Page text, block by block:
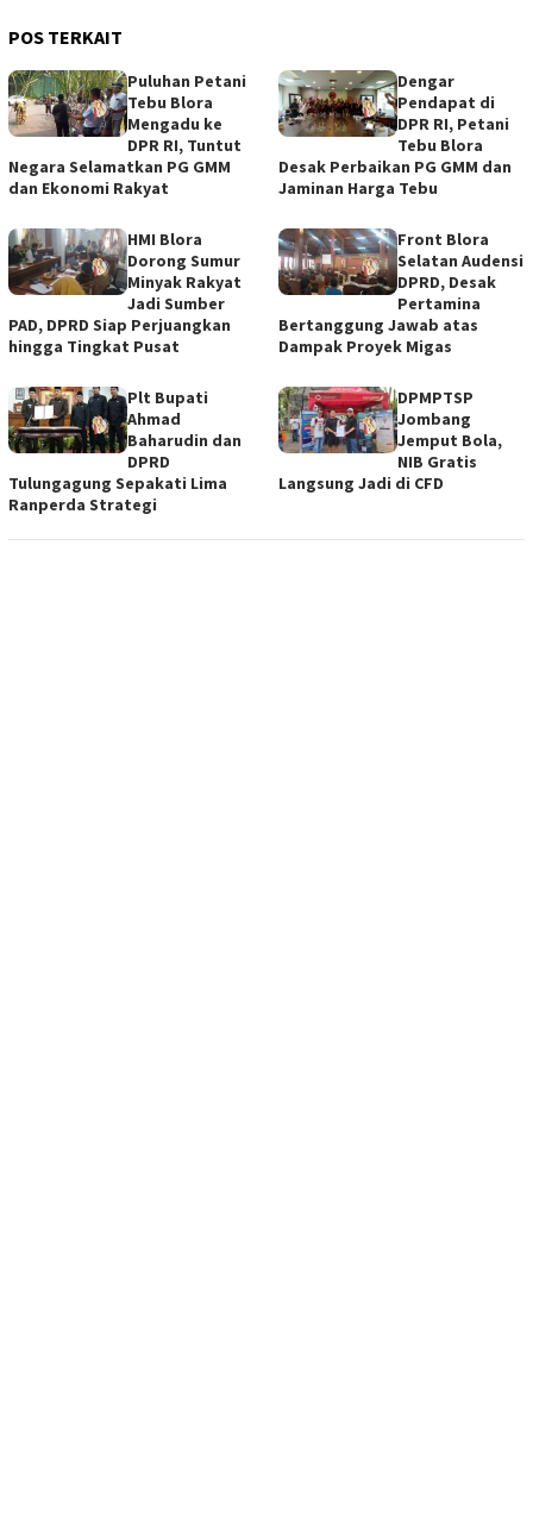
POS TERKAIT
Puluhan Petani
Tebu Blora
Mengadu ke
DPR RI, Tuntut
Negara Selamatkan PG GMM
dan Ekonomi Rakyat
Dengar
Pendapat di
DPR RI, Petani
Tebu Blora
Desak Perbaikan PG GMM dan
Jaminan Harga Tebu
HMI Blora
Dorong Sumur
Minyak Rakyat
Jadi Sumber
PAD, DPRD Siap Perjuangkan
hingga Tingkat Pusat
Front Blora
Selatan Audensi
DPRD, Desak
Pertamina
Bertanggung Jawab atas
Dampak Proyek Migas
Plt Bupati
Ahmad
Baharudin dan
DPRD
Tulungagung Sepakati Lima
Ranperda Strategi
DPMPTSP
Jombang
Jemput Bola,
NIB Gratis
Langsung Jadi di CFD